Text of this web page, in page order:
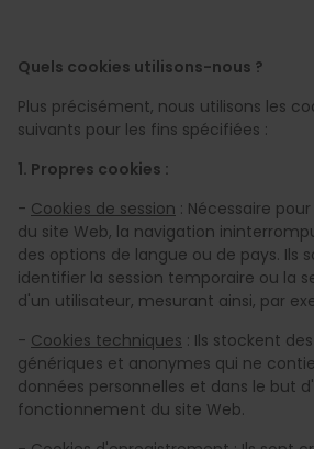
Quels cookies utilisons-nous ?
Plus précisément, nous utilisons les
suivants pour les fins spécifiées :
1. Propres cookies :
- Cookies de session : Nécessaire
du site Web, la navigation
des options de langue ou de pays. Ils
identifier la session temporaire ou la
d'un utilisateur, mesurant ainsi, par
- Cookies techniques : Ils stockent
génériques et anonymes qui ne
données personnelles et dans le but
fonctionnement du site Web.